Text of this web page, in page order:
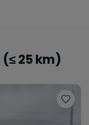
(≤ 25 km)